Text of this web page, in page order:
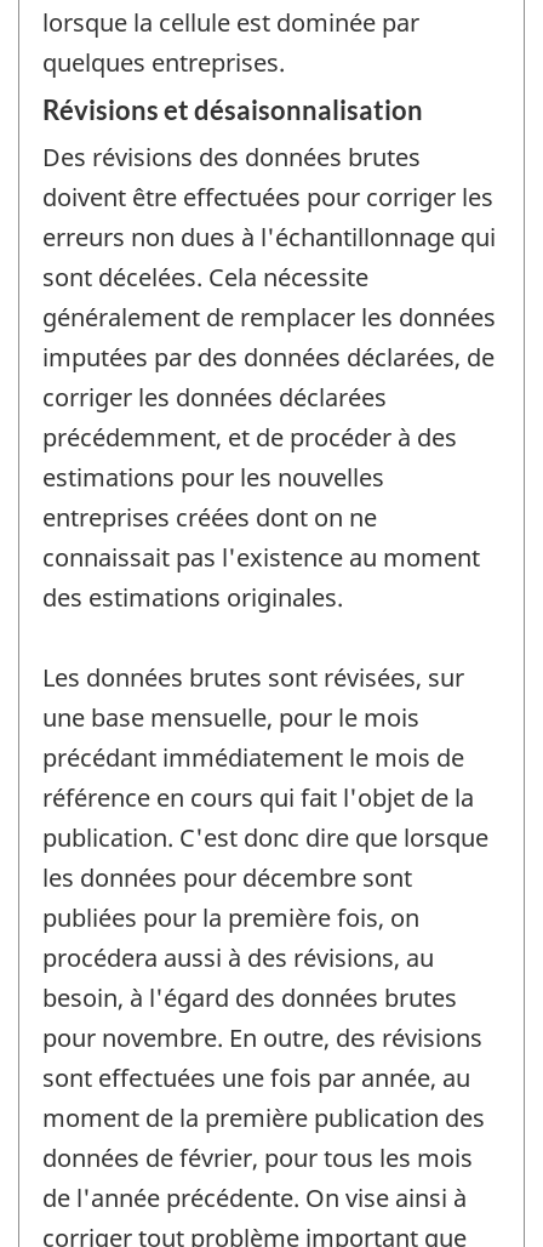
lorsque la cellule est dominée par
quelques entreprises.
Révisions et désaisonnalisation
Des révisions des données brutes
doivent être effectuées pour corriger les
erreurs non dues à l'échantillonnage qui
sont décelées. Cela nécessite
généralement de remplacer les données
imputées par des données déclarées, de
corriger les données déclarées
précédemment, et de procéder à des
estimations pour les nouvelles
entreprises créées dont on ne
connaissait pas l'existence au moment
des estimations originales.
Les données brutes sont révisées, sur
une base mensuelle, pour le mois
précédant immédiatement le mois de
référence en cours qui fait l'objet de la
publication. C'est donc dire que lorsque
les données pour décembre sont
publiées pour la première fois, on
procédera aussi à des révisions, au
besoin, à l'égard des données brutes
pour novembre. En outre, des révisions
sont effectuées une fois par année, au
moment de la première publication des
données de février, pour tous les mois
de l'année précédente. On vise ainsi à
corriger tout problème important que